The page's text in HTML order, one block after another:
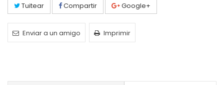
Tuitear Compartir Google+
Enviar a un amigo Imprimir